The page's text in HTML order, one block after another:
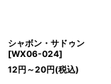
シャボン・サドゥン
[WX06-024]
12円 ～20円(税込)